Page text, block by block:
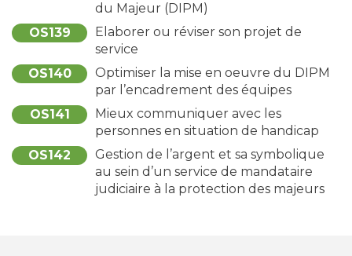
du Majeur (DIPM)
OS139
Elaborer ou réviser son projet de
service
OS140
Optimiser la mise en oeuvre du DIPM
par l’encadrement des équipes
OS141
Mieux communiquer avec les
personnes en situation de handicap
OS142
Gestion de l’argent et sa symbolique
au sein d’un service de mandataire
judiciaire à la protection des majeurs